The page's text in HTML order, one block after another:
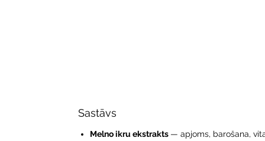
Sastāvs
Melno ikru ekstrakts — apjoms, barošana,